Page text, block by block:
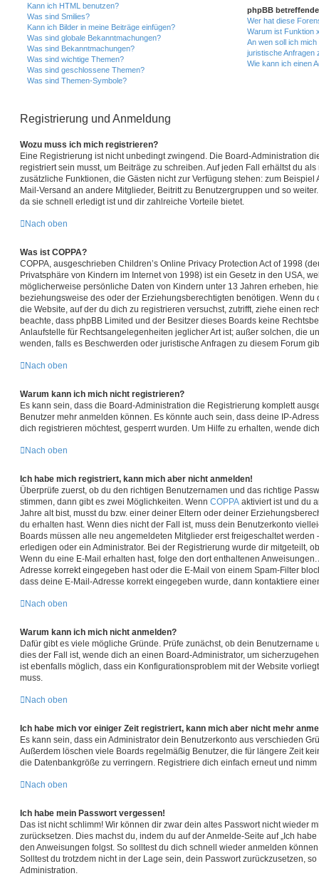
Kann ich HTML benutzen?
Was sind Smilies?
Kann ich Bilder in meine Beiträge einfügen?
Was sind globale Bekanntmachungen?
Was sind Bekanntmachungen?
Was sind wichtige Themen?
Was sind geschlossene Themen?
Was sind Themen-Symbole?
phpBB
Wer hat diese
Warum ist Funktion
An wen soll ich
juristische Anfragen
Wie kann ich einen
Registrierung und Anmeldung
Wozu muss ich mich registrieren?
Eine Registrierung ist nicht unbedingt zwingend. Die Board-Administration
registriert sein musst, um Beiträge zu schreiben. Auf jeden Fall erhältst du
zusätzliche Funktionen, die Gästen nicht zur Verfügung stehen: zum Beispiel
Mail-Versand an andere Mitglieder, Beitritt zu Benutzergruppen und so
da sie schnell erledigt ist und dir zahlreiche Vorteile bietet.
Nach oben
Was ist COPPA?
COPPA, ausgeschrieben Children’s Online Privacy Protection Act of 1998
Privatsphäre von Kindern im Internet von 1998) ist ein Gesetz in den USA,
möglicherweise persönliche Daten von Kindern unter 13 Jahren erheben,
beziehungsweise des oder der Erziehungsberechtigten benötigen. Wenn du
die Website, auf der du dich zu registrieren versuchst, zutrifft, ziehe einen
beachte, dass phpBB Limited und der Besitzer dieses Boards keine
Anlaufstelle für Rechtsangelegenheiten jeglicher Art ist; außer solchen, die
wenden, falls es Beschwerden oder juristische Anfragen zu diesem Forum
Nach oben
Warum kann ich mich nicht registrieren?
Es kann sein, dass die Board-Administration die Registrierung komplett
Benutzer mehr anmelden können. Es könnte auch sein, dass deine IP-
dich registrieren möchtest, gesperrt wurden. Um Hilfe zu erhalten, wende
Nach oben
Ich habe mich registriert, kann mich aber nicht anmelden!
Überprüfe zuerst, ob du den richtigen Benutzernamen und das richtige
stimmen, dann gibt es zwei Möglichkeiten. Wenn COPPA aktiviert ist und du
Jahre alt bist, musst du bzw. einer deiner Eltern oder deiner
du erhalten hast. Wenn dies nicht der Fall ist, muss dein Benutzerkonto
Boards müssen alle neu angemeldeten Mitglieder erst freigeschaltet werden
erledigen oder ein Administrator. Bei der Registrierung wurde dir mitgeteilt,
Wenn du eine E-Mail erhalten hast, folge den dort enthaltenen
Adresse korrekt eingegeben hast oder die E-Mail von einem Spam-Filter
dass deine E-Mail-Adresse korrekt eingegeben wurde, dann kontaktiere
Nach oben
Warum kann ich mich nicht anmelden?
Dafür gibt es viele mögliche Gründe. Prüfe zunächst, ob dein Benutzername
dies der Fall ist, wende dich an einen Board-Administrator, um
ist ebenfalls möglich, dass ein Konfigurationsproblem mit der Website
muss.
Nach oben
Ich habe mich vor einiger Zeit registriert, kann mich aber nicht mehr
Es kann sein, dass ein Administrator dein Benutzerkonto aus verschieden
Außerdem löschen viele Boards regelmäßig Benutzer, die für längere Zeit
die Datenbankgröße zu verringern. Registriere dich einfach erneut und
Nach oben
Ich habe mein Passwort vergessen!
Das ist nicht schlimm! Wir können dir zwar dein altes Passwort nicht wieder
zurücksetzen. Dies machst du, indem du auf der Anmelde-Seite auf „Ich
den Anweisungen folgst. So solltest du dich schnell wieder anmelden
Solltest du trotzdem nicht in der Lage sein, dein Passwort zurückzusetzen,
Administration.